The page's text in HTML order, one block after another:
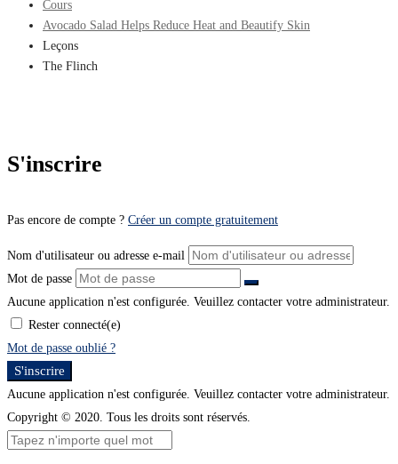
Cours
Avocado Salad Helps Reduce Heat and Beautify Skin
Leçons
The Flinch
S'inscrire
Pas encore de compte ? Créer un compte gratuitement
Nom d'utilisateur ou adresse e-mail
Mot de passe
Aucune application n'est configurée. Veuillez contacter votre administrateur.
Rester connecté(e)
Mot de passe oublié ?
S'inscrire
Aucune application n'est configurée. Veuillez contacter votre administrateur.
Copyright © 2020. Tous les droits sont réservés.